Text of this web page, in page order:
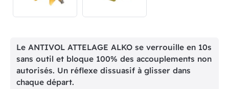
Le ANTIVOL ATTELAGE ALKO se verrouille en 10s
sans outil et bloque 100% des accouplements non
autorisés. Un réflexe dissuasif à glisser dans
chaque départ.